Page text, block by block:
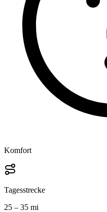
Komfort
Tagesstrecke
25 – 35 mi